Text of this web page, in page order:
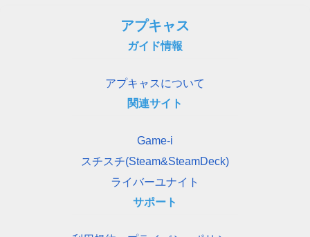
アプキャス
ガイド情報
アプキャスについて
関連サイト
Game-i
スチスチ(Steam&SteamDeck)
ライバーユナイト
サポート